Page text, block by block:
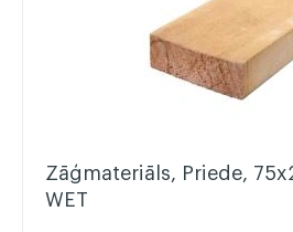
Zāģmateriāls, Priede,
WET